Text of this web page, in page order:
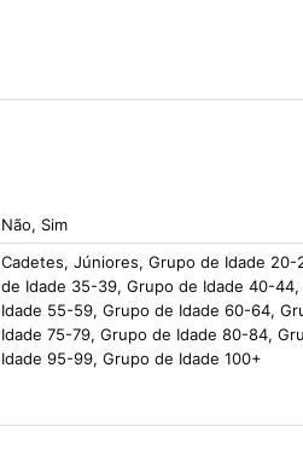
Não, Sim
Cadetes, Júniores, Grupo de Idade
de Idade 35-39, Grupo de Idade 40-
Idade 55-59, Grupo de Idade 60-64,
Idade 75-79, Grupo de Idade 80-84,
Idade 95-99, Grupo de Idade 100+